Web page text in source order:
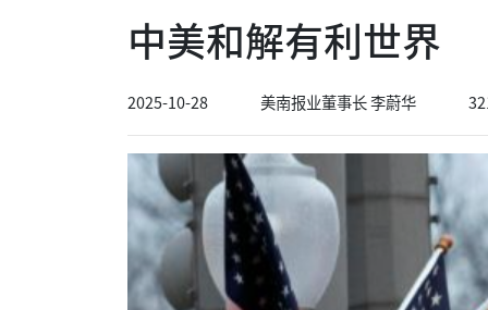
中美和解有利世界
2025-10-28 美南报业董事长 李蔚华